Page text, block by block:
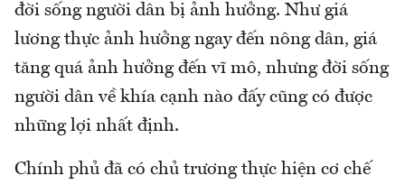
đời sống người dân bị ảnh hưởng. Như giá
lương thực ảnh hưởng ngay đến nông dân, giá
tăng quá ảnh hưởng đến vĩ mô, nhưng đời sống
người dân về khía cạnh nào đấy cũng có được
những lợi nhất định.
Chính phủ đã có chủ trương thực hiện cơ chế